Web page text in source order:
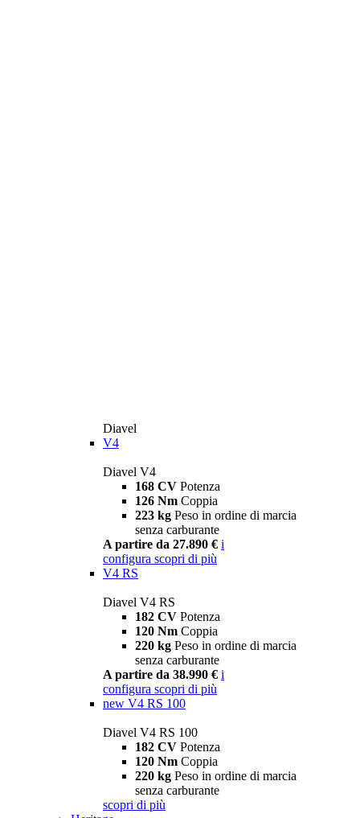
Diavel
V4
Diavel V4
168 CV Potenza
126 Nm Coppia
223 kg Peso in ordine di marcia
senza carburante
A partire da 27.890 € i
configura scopri di più
V4 RS
Diavel V4 RS
182 CV Potenza
120 Nm Coppia
220 kg Peso in ordine di marcia
senza carburante
A partire da 38.990 € i
configura scopri di più
new V4 RS 100
Diavel V4 RS 100
182 CV Potenza
120 Nm Coppia
220 kg Peso in ordine di marcia
senza carburante
scopri di più